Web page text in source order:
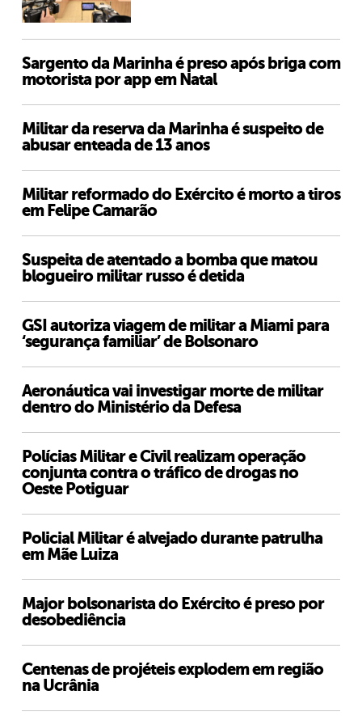
Sargento da Marinha é preso após briga com
motorista por app em Natal
Militar da reserva da Marinha é suspeito de
abusar enteada de 13 anos
Militar reformado do Exército é morto a tiros
em Felipe Camarão
Suspeita de atentado a bomba que matou
blogueiro militar russo é detida
GSI autoriza viagem de militar a Miami para
‘segurança familiar’ de Bolsonaro
Aeronáutica vai investigar morte de militar
dentro do Ministério da Defesa
Polícias Militar e Civil realizam operação
conjunta contra o tráfico de drogas no
Oeste Potiguar
Policial Militar é alvejado durante patrulha
em Mãe Luiza
Major bolsonarista do Exército é preso por
desobediência
Centenas de projéteis explodem em região
na Ucrânia